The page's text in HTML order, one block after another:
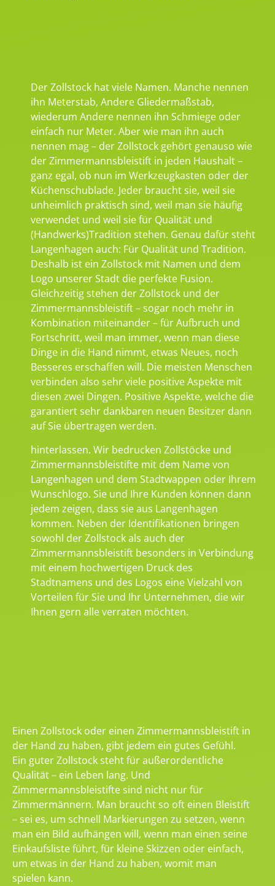
Der Zollstock hat viele Namen. Manche nennen
ihn Meterstab, Andere Gliedermaßstab,
wiederum Andere nennen ihn Schmiege oder
einfach nur Meter. Aber wie man ihn auch
nennen mag – der Zollstock gehört genauso wie
der Zimmermannsbleistift in jeden Haushalt –
ganz egal, ob nun im Werkzeugkasten oder der
Küchenschublade. Jeder braucht sie, weil sie
unheimlich praktisch sind, weil man sie häufig
verwendet und weil sie für Qualität und
(Handwerks)Tradition stehen. Genau dafür steht
Langenhagen auch: Für Qualität und Tradition.
Deshalb ist ein Zollstock mit Namen und dem
Logo unserer Stadt die perfekte Fusion.
Gleichzeitig stehen der Zollstock und der
Zimmermannsbleistift – sogar noch mehr in
Kombination miteinander – für Aufbruch und
Fortschritt, weil man immer, wenn man diese
Dinge in die Hand nimmt, etwas Neues, noch
Besseres erschaffen will. Die meisten Menschen
verbinden also sehr viele positive Aspekte mit
diesen zwei Dingen. Positive Aspekte, welche die
garantiert sehr dankbaren neuen Besitzer dann
auf Sie übertragen werden.
hinterlassen. Wir bedrucken Zollstöcke und
Zimmermannsbleistifte mit dem Name von
Langenhagen und dem Stadtwappen oder Ihrem
Wunschlogo. Sie und Ihre Kunden können dann
jedem zeigen, dass sie aus Langenhagen
kommen. Neben der Identifikationen bringen
sowohl der Zollstock als auch der
Zimmermannsbleistift besonders in Verbindung
mit einem hochwertigen Druck des
Stadtnamens und des Logos eine Vielzahl von
Vorteilen für Sie und Ihr Unternehmen, die wir
Ihnen gern alle verraten möchten.
Einen Zollstock oder einen Zimmermannsbleistift in
der Hand zu haben, gibt jedem ein gutes Gefühl.
Ein guter Zollstock steht für außerordentliche
Qualität – ein Leben lang. Und
Zimmermannsbleistifte sind nicht nur für
Zimmermännern. Man braucht so oft einen Bleistift
– sei es, um schnell Markierungen zu setzen, wenn
man ein Bild aufhängen will, wenn man einen seine
Einkaufsliste führt, für kleine Skizzen oder einfach,
um etwas in der Hand zu haben, womit man
spielen kann.